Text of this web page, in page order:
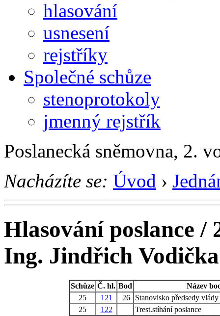
hlasování
usnesení
rejstříky
Společné schůze
stenoprotokoly
jmenný rejstřík
Poslanecká sněmovna, 2.
Nacházíte se: Úvod ›
Hlasování poslance /
Ing. Jindřich Vodička
Schůze Č. hl. Bod
Název
25
121 26
Stanovisko předsedy
25
122
Trest.stíhání poslance